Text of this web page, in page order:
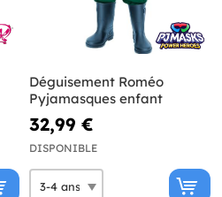
Déguisement Roméo
Pyjamasques enfant
32,99 €
DISPONIBLE